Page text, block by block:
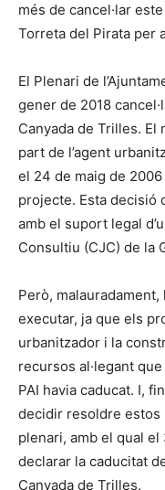
més de cancel·lar
Torreta del Pirata per
El Plenari de
gener de 2018
Canyada de Trilles. El
part de l’agent
el 24 de maig de
projecte. Esta decisió
amb el suport legal
Consultiu (CJC) de la
Però, malauradament,
executar, ja que els
urbanitzador i la
recursos al·legant
PAI havia caducat. I,
decidir resoldre estos
plenari, amb el qual
declarar la caducitat
Canyada de Trilles.